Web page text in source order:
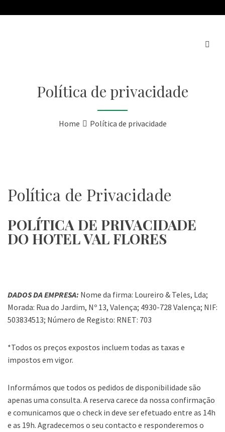
Política de privacidade
Home Política de privacidade
Política de Privacidade
POLÍTICA DE PRIVACIDADE
DO HOTEL VAL FLORES
DADOS DA EMPRESA: Nome da firma: Loureiro & Teles, Lda;
Morada: Rua do Jardim, Nº 13, Valença; 4930-728 Valença; NIF:
503834513; Número de Registo: RNET: 703
*Todos os preços expostos incluem todas as taxas e
impostos em vigor.
Informámos que todos os pedidos de disponibilidade são
apenas uma consulta. A reserva carece da nossa confirmação
e comunicamos que o check in deve ser efetuado entre as 14h
e as 19h. Agradecemos o seu contacto e responderemos o